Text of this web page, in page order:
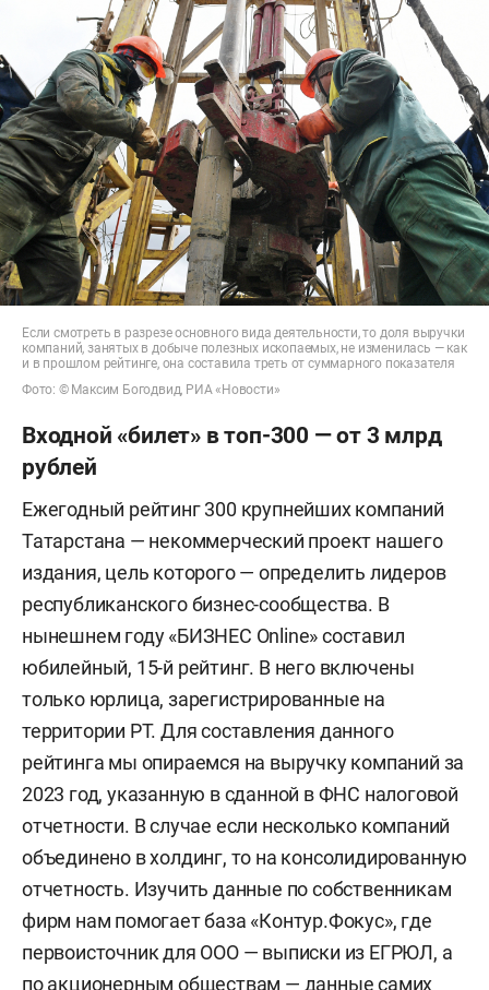
Если смотреть в разрезе основного вида деятельности, то доля выручки
компаний, занятых в добыче полезных ископаемых, не изменилась — как
и в прошлом рейтинге, она составила треть от суммарного показателя
Фото: © Максим Богодвид, РИА «Новости»
Входной «билет» в топ-300 — от 3 млрд
рублей
Ежегодный рейтинг 300 крупнейших компаний
Татарстана — некоммерческий проект нашего
издания, цель которого — определить лидеров
республиканского бизнес-сообщества. В
нынешнем году «БИЗНЕС Online» составил
юбилейный, 15-й рейтинг. В него включены
только юрлица, зарегистрированные на
территории РТ. Для составления данного
рейтинга мы опираемся на выручку компаний за
2023 год, указанную в сданной в ФНС налоговой
отчетности. В случае если несколько компаний
объединено в холдинг, то на консолидированную
отчетность. Изучить данные по собственникам
фирм нам помогает база «Контур.Фокус», где
первоисточник для ООО — выписки из ЕГРЮЛ, а
по акционерным обществам — данные самих